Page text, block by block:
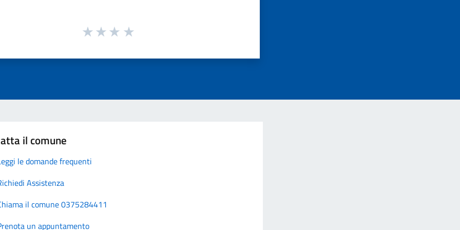
il comune
le domande frequenti
Assistenza
il comune 0375284411
un appuntamento